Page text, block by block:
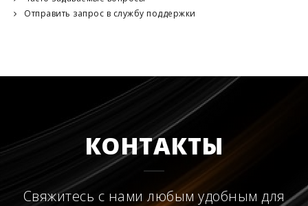
Отправить запрос в службу поддержки
КОНТАКТЫ
Свяжитесь с нами любым удобным для